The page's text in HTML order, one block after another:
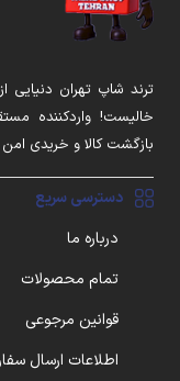
ترند شاپ تهران
بازگشت کالا و خریدی امن
دسترسی سریع
درباره ما
تمام محصولات
قوانین مرجوعی
اطلاعات ارسال